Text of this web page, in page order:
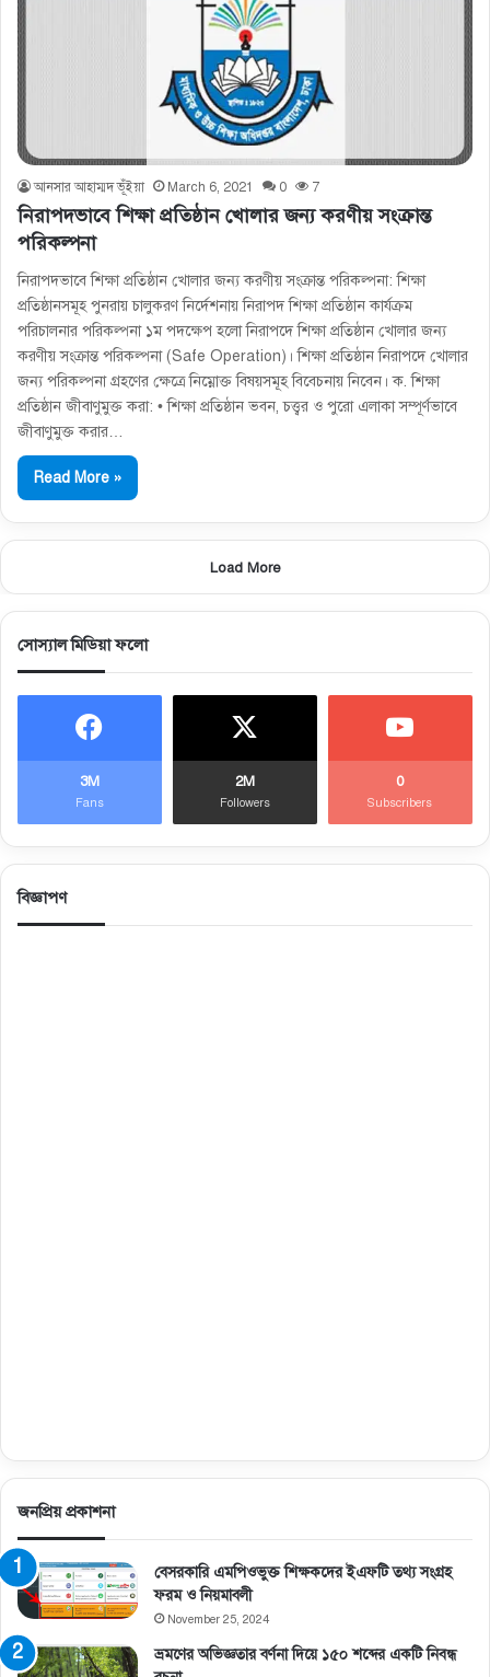
আনসার আহাম্মদ ভূঁইয়া March 6, 2021 0 7
নিরাপদভাবে শিক্ষা প্রতিষ্ঠান খােলার জন্য করণীয় সংক্রান্ত
পরিকল্পনা
নিরাপদভাবে শিক্ষা প্রতিষ্ঠান খােলার জন্য করণীয় সংক্রান্ত পরিকল্পনা: শিক্ষা
প্রতিষ্ঠানসমূহ পুনরায় চালুকরণ নির্দেশনায় নিরাপদ শিক্ষা প্রতিষ্ঠান কার্যক্রম
পরিচালনার পরিকল্পনা ১ম পদক্ষেপ হলো নিরাপদে শিক্ষা প্রতিষ্ঠান খােলার জন্য
করণীয় সংক্রান্ত পরিকল্পনা (Safe Operation)। শিক্ষা প্রতিষ্ঠান নিরাপদে খােলার
জন্য পরিকল্পনা গ্রহণের ক্ষেত্রে নিম্নোক্ত বিষয়সমূহ বিবেচনায় নিবেন। ক. শিক্ষা
প্রতিষ্ঠান জীবাণুমুক্ত করা: • শিক্ষা প্রতিষ্ঠান ভবন, চত্ত্বর ও পুরাে এলাকা সম্পূর্ণভাবে
জীবাণুমুক্ত করার…
Read More »
Load More
সোস্যাল মিডিয়া ফলো
3M
Fans
2M
Followers
0
Subscribers
বিজ্ঞাপণ
জনপ্রিয় প্রকাশনা
বেসরকারি এমপিওভুক্ত শিক্ষকদের ইএফটি তথ্য সংগ্রহ
ফরম ও নিয়মাবলী
November 25, 2024
ভ্রমণের অভিজ্ঞতার বর্ণনা দিয়ে ১৫০ শব্দের একটি নিবন্ধ